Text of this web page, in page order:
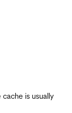
is usually